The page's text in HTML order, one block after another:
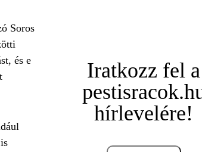
Soros
és e
Iratkozz fel a
hírlevelére!